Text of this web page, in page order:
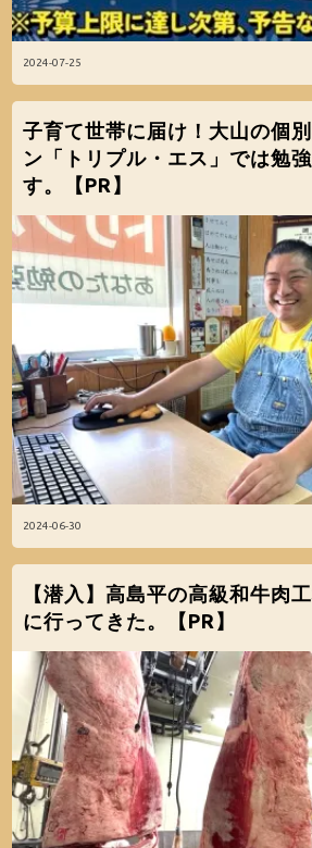
2024-07-25
2024-06-30
子育て世帯に届け！大山の個
ン「トリプル・エス」では勉
す。【PR】
【潜入】高島平の高級和牛肉
に行ってきた。【PR】